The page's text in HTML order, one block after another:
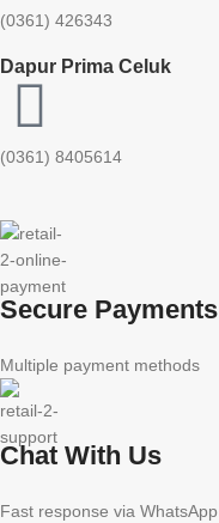
(0361) 426343
Dapur Prima Celuk
(0361) 8405614
Secure Payments
Multiple payment methods
Chat With Us
Fast response via WhatsApp